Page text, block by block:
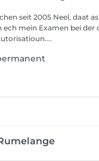
seit 2005 Neel, daat
ech mein Examen bei